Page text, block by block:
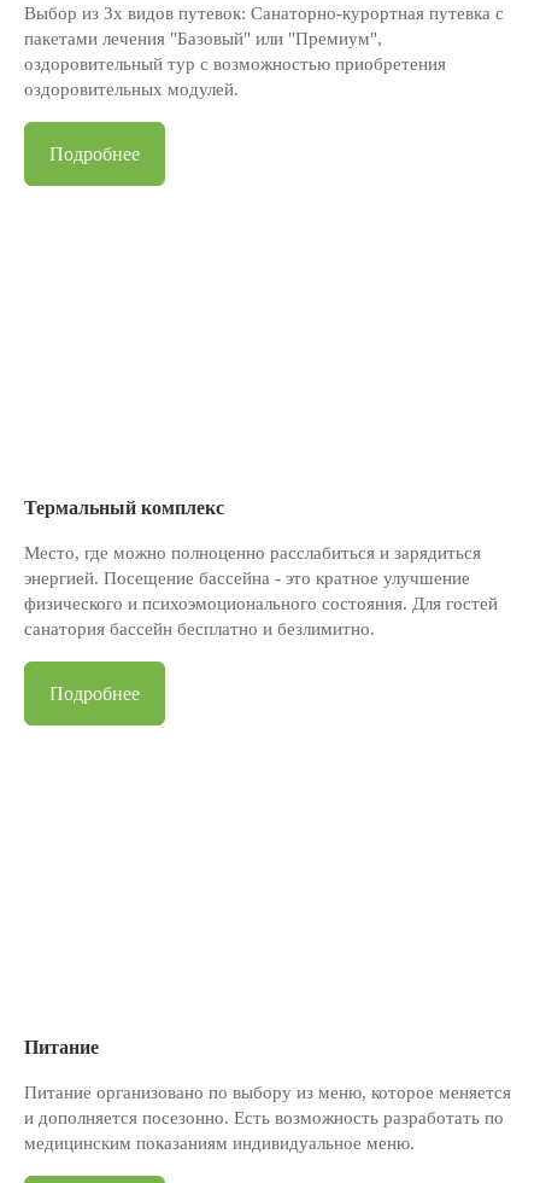
Выбор из 3х видов путевок: Санаторно-курортная путевка с
пакетами лечения "Базовый" или "Премиум",
оздоровительный тур с возможностью приобретения
оздоровительных модулей.
Подробнее
Термальный комплекс
Место, где можно полноценно расслабиться и зарядиться
энергией. Посещение бассейна - это кратное улучшение
физического и психоэмоционального состояния. Для гостей
санатория бассейн бесплатно и безлимитно.
Подробнее
Питание
Питание организовано по выбору из меню, которое меняется
и дополняется посезонно. Есть возможность разработать по
медицинским показаниям индивидуальное меню.